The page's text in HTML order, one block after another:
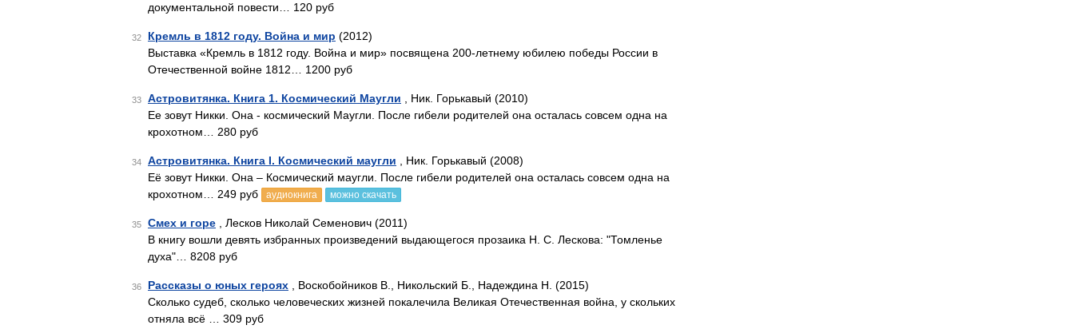
документальной повести… 120 руб
32 Кремль в 1812 году. Война и мир (2012)
Выставка «Кремль в 1812 году. Война и мир» посвящена 200-летнему юбилею победы России в
Отечественной войне 1812… 1200 руб
33 Астровитянка. Книга 1. Космический Маугли , Ник. Горькавый (2010)
Ее зовут Никки. Она - космический Маугли. После гибели родителей она осталась совсем одна на
крохотном… 280 руб
34 Астровитянка. Книга I. Космический маугли , Ник. Горькавый (2008)
Её зовут Никки. Она – Космический маугли. После гибели родителей она осталась совсем одна на
крохотном… 249 руб
аудиокнига можно скачать
35 Смех и горе , Лесков Николай Семенович (2011)
В книгу вошли девять избранных произведений выдающегося прозаика Н. С. Лескова: "Томленье
духа"… 8208 руб
36 Рассказы о юных героях , Воскобойников В., Никольский Б., Надеждина Н. (2015)
Сколько судеб, сколько человеческих жизней покалечила Великая Отечественная война, у скольких
отняла всё … 309 руб